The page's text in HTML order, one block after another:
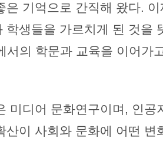
은 기억으로 간직해 왔다.
학생들을 가르치게 된 것을
서의 학문과 교육을 이어가
미디어 문화연구이며, 인공
산이 사회와 문화에 어떤 변